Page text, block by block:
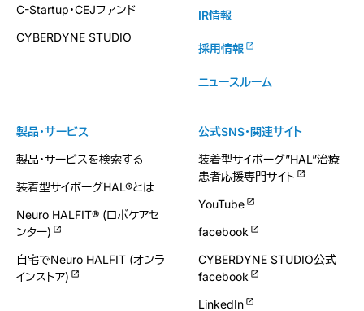
製品・サービス
製品・サービスを検索する
装着型サイボーグHAL®とは
Neuro HALFIT® (ロボケアセ
ンター)
自宅でNeuro HALFIT (オンラ
インストア)
C-Startup・CEJファンド
CYBERDYNE STUDIO
IR情報
採用情報
ニュースルーム
公式SNS・関連サイト
装着型サイボーグ”HAL”治療
患者応援専門サイト
YouTube
facebook
CYBERDYNE STUDIO公式
facebook
LinkedIn